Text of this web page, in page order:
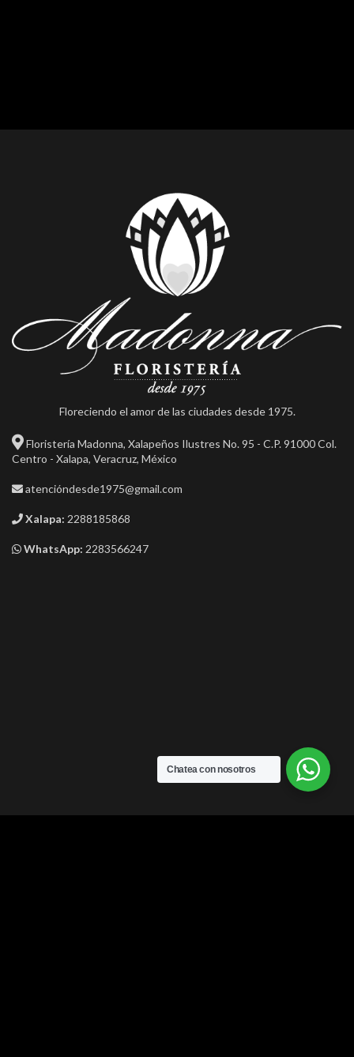
Floreciendo el amor de las ciudades desde 1975.
Floristería Madonna, Xalapeños Ilustres No. 95 - C.P. 91000 Col.
Centro - Xalapa, Veracruz, México
atencióndesde1975@gmail.com
Xalapa: 2288185868
WhatsApp: 2283566247
Chatea con nosotros